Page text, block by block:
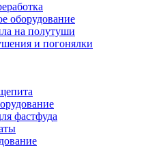
оборудование
на полутуши
и погонялки
фастфуда